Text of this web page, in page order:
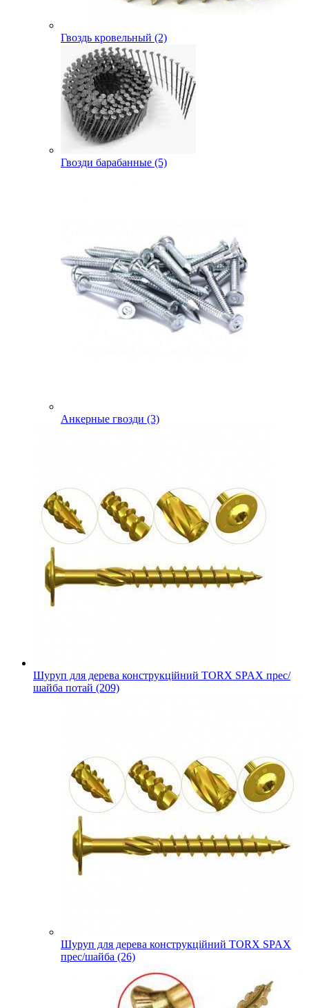
Гвоздь кровельный (2)
Гвозди барабанные (5)
Анкерные гвозди (3)
Шуруп для дерева конструкційний TORX SPAX прес/
шайба потай (209)
Шуруп для дерева конструкційний TORX SPAX
прес/шайба (26)